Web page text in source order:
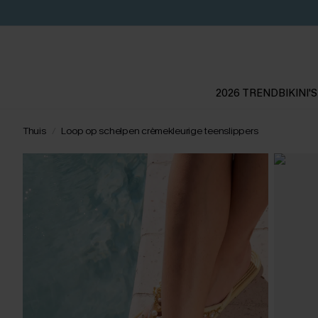
2026 TRENDBIKINI'S
Thuis Loop op schelpen crèmekleurige teenslippers